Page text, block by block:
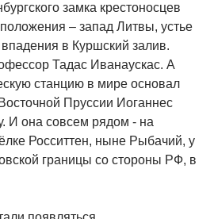
замка крестоносцев
– запад Литвы, устье
в Куршский залив.
Тадас Иванаускас. А
станцию в мире основал
Пруссии Иоганнес
И она совсем рядом - на
Росситтен, ныне Рыбачий, у
границы со стороны РФ, в